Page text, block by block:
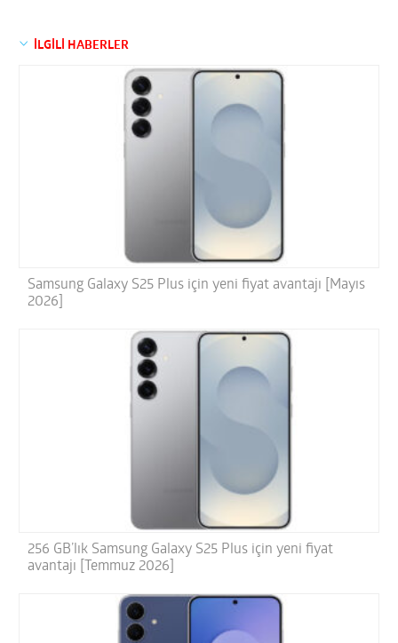
İLGİLİ HABERLER
Samsung Galaxy S25 Plus için yeni fiyat avantajı [Mayıs
2026]
256 GB’lık Samsung Galaxy S25 Plus için yeni fiyat
avantajı [Temmuz 2026]